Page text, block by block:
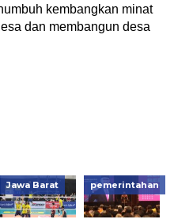
kembangkan minat
dan membangun desa
Jawa Barat pemerintahan